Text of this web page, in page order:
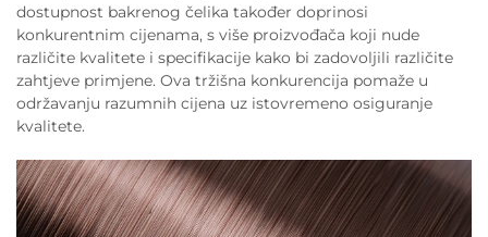
dostupnost bakrenog čelika također doprinosi
konkurentnim cijenama, s više proizvođača koji nude
različite kvalitete i specifikacije kako bi zadovoljili različite
zahtjeve primjene. Ova tržišna konkurencija pomaže u
održavanju razumnih cijena uz istovremeno osiguranje
kvalitete.